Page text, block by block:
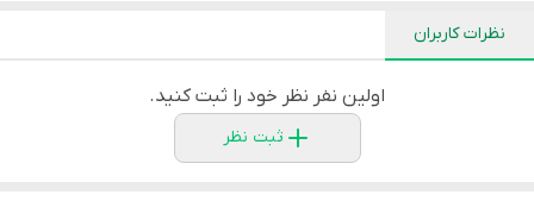
نظرات کاربران
اولین نفر نظر خود را ثبت کنید.
ثبت نظر